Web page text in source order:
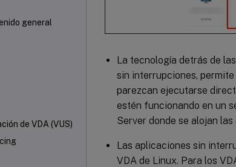
general
de VDA (VUS)
La tecnología detrás de
sin interrupciones,
parezcan ejecutarse
estén funcionando en un
Server donde se alojan
Las aplicaciones sin
VDA de Linux. Para los